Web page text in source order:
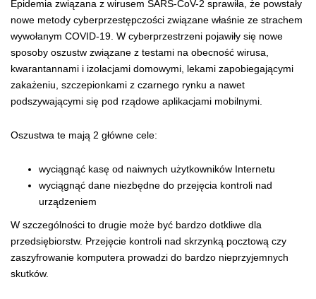
Epidemia związana z wirusem SARS-CoV-2 sprawiła, że powstały
nowe metody cyberprzestępczości związane właśnie ze strachem
wywołanym COVID-19. W cyberprzestrzeni pojawiły się nowe
sposoby oszustw związane z testami na obecność wirusa,
kwarantannami i izolacjami domowymi, lekami zapobiegającymi
zakażeniu, szczepionkami z czarnego rynku a nawet
podszywającymi się pod rządowe aplikacjami mobilnymi.
Oszustwa te mają 2 główne cele:
wyciągnąć kasę od naiwnych użytkowników Internetu
wyciągnąć dane niezbędne do przejęcia kontroli nad
urządzeniem
W szczególności to drugie może być bardzo dotkliwe dla
przedsiębiorstw. Przejęcie kontroli nad skrzynką pocztową czy
zaszyfrowanie komputera prowadzi do bardzo nieprzyjemnych
skutków.